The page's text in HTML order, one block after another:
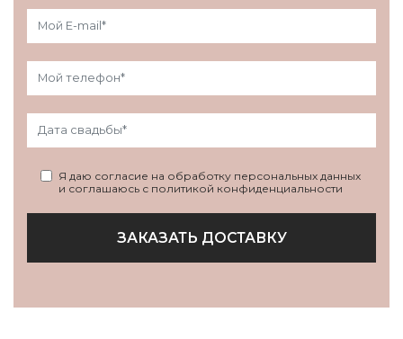
Я даю согласие на обработку персональных данных
и соглашаюсь с политикой конфиденциальности
ЗАКАЗАТЬ ДОСТАВКУ